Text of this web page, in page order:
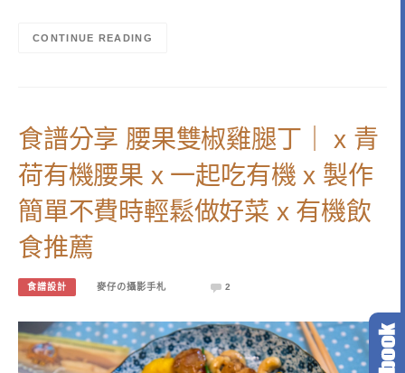
CONTINUE READING
食譜分享 腰果雙椒雞腿丁｜ x 青
荷有機腰果 x 一起吃有機 x 製作
簡單不費時輕鬆做好菜 x 有機飲
食推薦
食譜設計 麥仔の攝影手札 2